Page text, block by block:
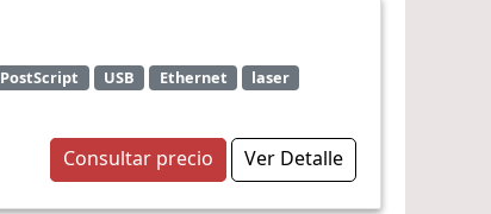
PostScript USB Ethernet laser
Consultar precio Ver Detalle